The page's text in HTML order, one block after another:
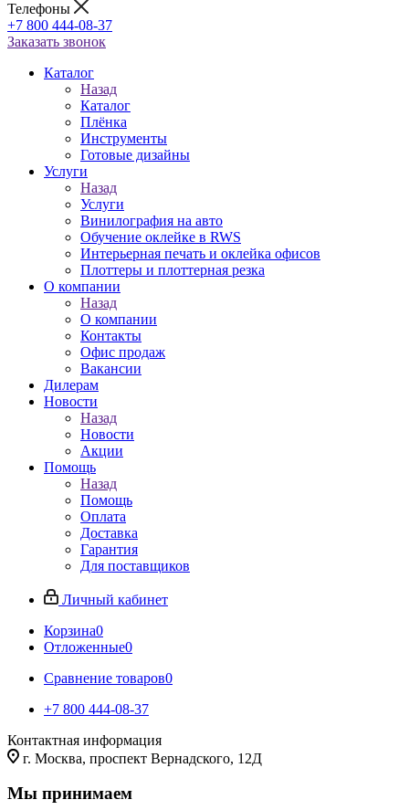
Телефоны
+7 800 444-08-37
Заказать звонок
Каталог
Назад
Каталог
Плёнка
Инструменты
Готовые дизайны
Услуги
Назад
Услуги
Винилография на авто
Обучение оклейке в RWS
Интерьерная печать и оклейка офисов
Плоттеры и плоттерная резка
О компании
Назад
О компании
Контакты
Офис продаж
Вакансии
Дилерам
Новости
Назад
Новости
Акции
Помощь
Назад
Помощь
Оплата
Доставка
Гарантия
Для поставщиков
Личный кабинет
Корзина0
Отложенные0
Сравнение товаров0
+7 800 444-08-37
Контактная информация
г. Москва, проспект Вернадского, 12Д
Мы принимаем